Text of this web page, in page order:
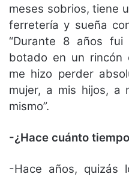
meses sobrios, tiene
ferretería y sueña
“Durante 8 años
botado en un rincón
me hizo perder
mujer, a mis hijos, a
mismo”.
-¿Hace cuánto
-Hace años, quizás